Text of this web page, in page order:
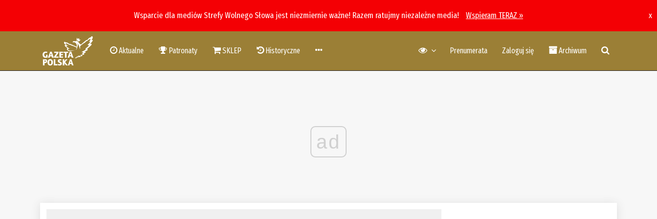
Wsparcie dla mediów Strefy Wolnego Słowa jest niezmiernie ważne! Razem ratujmy niezależne media! Wspieram TERAZ » x
Aktualne Patronaty SKLEP Historyczne Prenumerata Zaloguj się Archiwum
ad